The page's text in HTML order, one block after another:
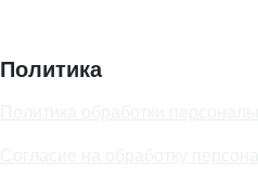
Политика